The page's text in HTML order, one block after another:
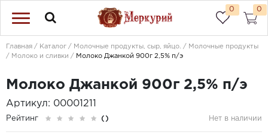
0 0
Главная Каталог Молочные продукты, сыр, яйцо.
Молочные продукты
Молоко и сливки
Молоко Джанкой 900г 2,5% п/э
Молоко Джанкой 900г 2,5% п/э
Артикул: 00001211
Рейтинг () Нет в наличии